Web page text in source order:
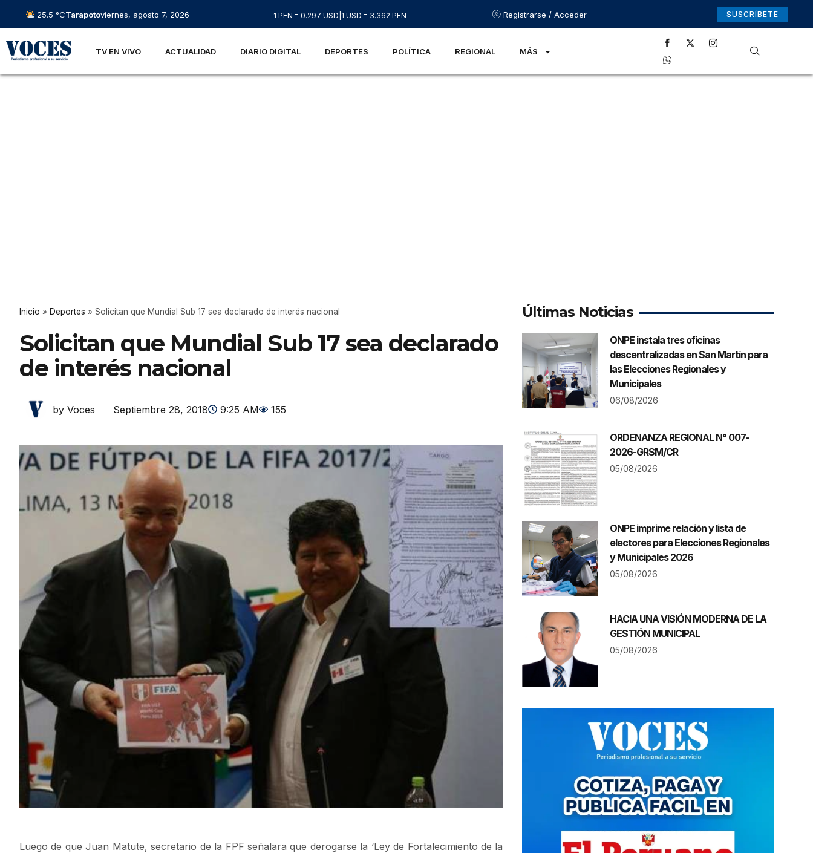
25.5 °CTarapotoviernes, agosto 7, 2026 1 PEN = 0.297 USD 1 USD = 3.362 PEN Registrarse / Acceder SUSCRÍBETE
TV EN VIVO ACTUALIDAD DIARIO DIGITAL DEPORTES POLÍTICA REGIONAL MÁS
Inicio » Deportes » Solicitan que Mundial Sub 17 sea declarado de interés nacional
Solicitan que Mundial Sub 17 sea declarado
de interés nacional
by Voces Septiembre 28, 2018 9:25 AM 155
Luego de que Juan Matute, secretario de la FPF señalara que derogarse la ‘Ley de Fortalecimiento de la
Últimas Noticias
ONPE instala tres oficinas
descentralizadas en San Martín para
las Elecciones Regionales y
Municipales
06/08/2026
ORDENANZA REGIONAL N° 007-
2026-GRSM/CR
05/08/2026
ONPE imprime relación y lista de
electores para Elecciones Regionales
y Municipales 2026
05/08/2026
HACIA UNA VISIÓN MODERNA DE LA
GESTIÓN MUNICIPAL
05/08/2026